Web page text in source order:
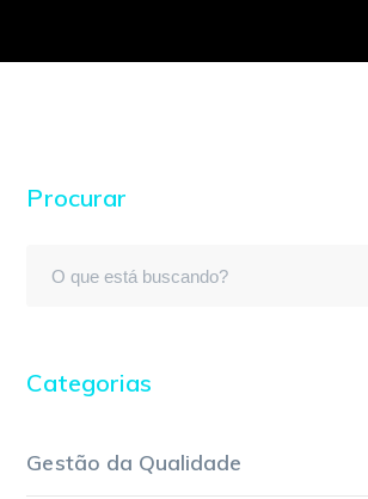
Procurar
Categorias
Gestão da Qualidade